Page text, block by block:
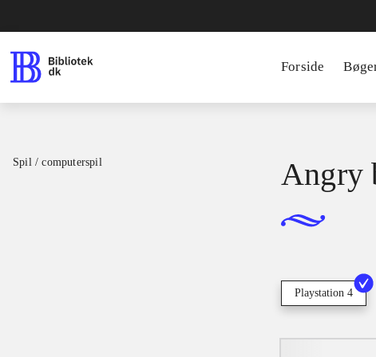
Forside
Spil / computerspil Angry
Playstation 4